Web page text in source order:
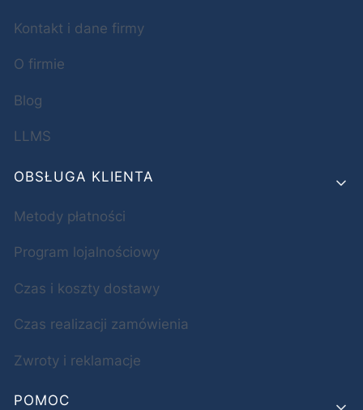
Kontakt i dane firmy
O firmie
Blog
LLMS
OBSŁUGA KLIENTA
Metody płatności
Program lojalnościowy
Czas i koszty dostawy
Czas realizacji zamówienia
Zwroty i reklamacje
POMOC